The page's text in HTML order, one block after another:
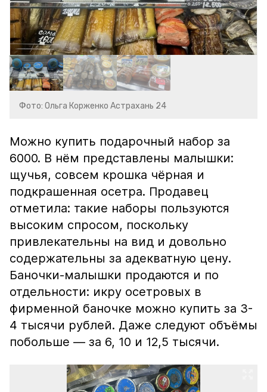
Фото: Ольга Корженко Астрахань 24
Можно купить подарочный набор за
6000. В нём представлены малышки:
щучья, совсем крошка чёрная и
подкрашенная осетра. Продавец
отметила: такие наборы пользуются
высоким спросом, поскольку
привлекательны на вид и довольно
содержательны за адекватную цену.
Баночки-малышки продаются и по
отдельности: икру осетровых в
фирменной баночке можно купить за 3-
4 тысячи рублей. Даже следуют объёмы
побольше — за 6, 10 и 12,5 тысячи.